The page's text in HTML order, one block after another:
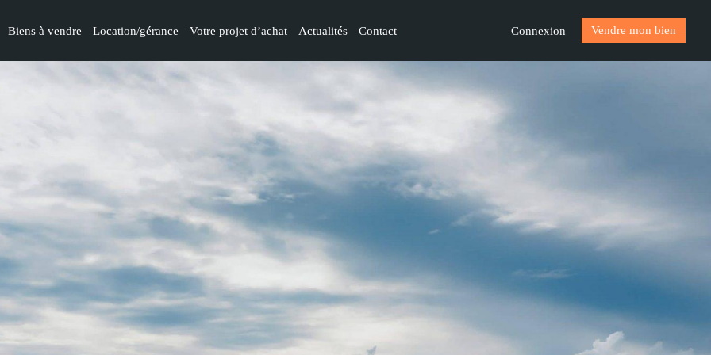
Biens à vendre Location/gérance Votre projet d’achat Actualités Contact Connexion Vendre mon bien